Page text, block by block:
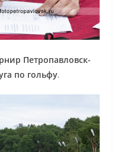
Петропавловск-
по гольфу.